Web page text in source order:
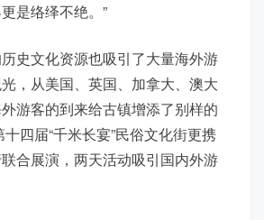
是络绎不绝。”
史文化资源也吸引了大量海外游
，从美国、英国、加拿大、澳大
游客的到来给古镇增添了别样的
四届“千米长宴”民俗文化街更携
合展演，两天活动吸引国内外游